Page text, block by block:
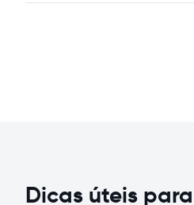
Dicas úteis